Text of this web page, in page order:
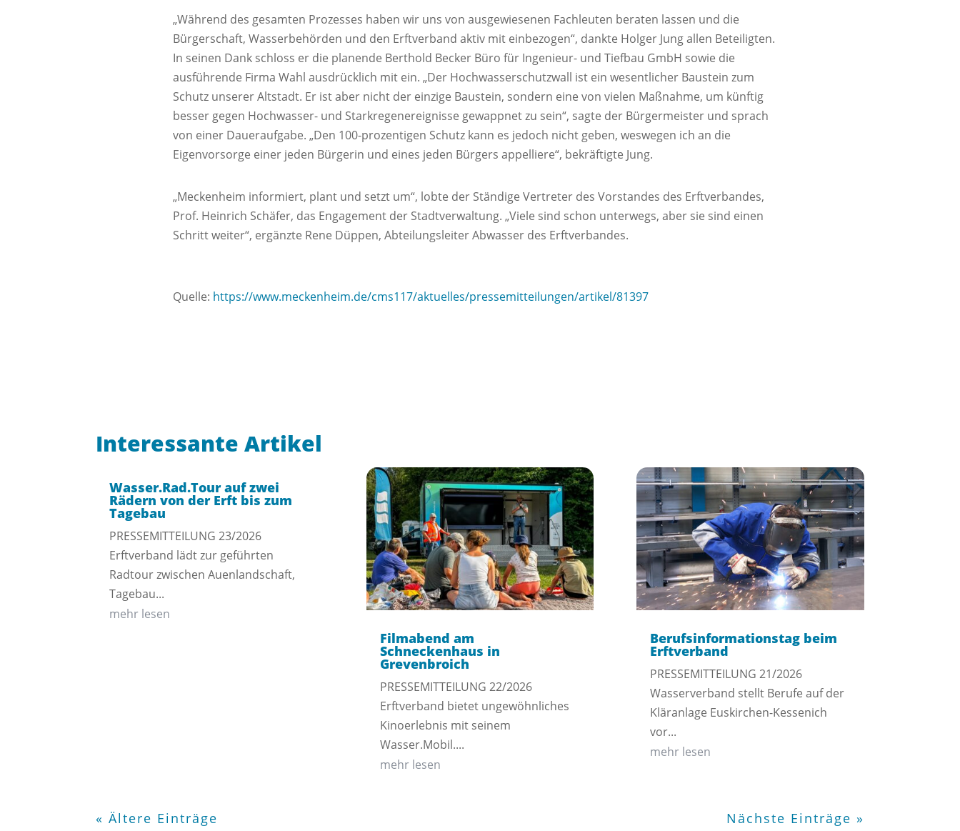
„Während des gesamten Prozesses haben wir uns von ausgewiesenen Fachleuten beraten lassen und die
Bürgerschaft, Wasserbehörden und den Erftverband aktiv mit einbezogen“, dankte Holger Jung allen Beteiligten.
In seinen Dank schloss er die planende Berthold Becker Büro für Ingenieur- und Tiefbau GmbH sowie die
ausführende Firma Wahl ausdrücklich mit ein. „Der Hochwasserschutzwall ist ein wesentlicher Baustein zum
Schutz unserer Altstadt. Er ist aber nicht der einzige Baustein, sondern eine von vielen Maßnahme, um künftig
besser gegen Hochwasser- und Starkregenereignisse gewappnet zu sein“, sagte der Bürgermeister und sprach
von einer Daueraufgabe. „Den 100-prozentigen Schutz kann es jedoch nicht geben, weswegen ich an die
Eigenvorsorge einer jeden Bürgerin und eines jeden Bürgers appelliere“, bekräftigte Jung.
„Meckenheim informiert, plant und setzt um“, lobte der Ständige Vertreter des Vorstandes des Erftverbandes,
Prof. Heinrich Schäfer, das Engagement der Stadtverwaltung. „Viele sind schon unterwegs, aber sie sind einen
Schritt weiter“, ergänzte Rene Düppen, Abteilungsleiter Abwasser des Erftverbandes.
Quelle: https://www.meckenheim.de/cms117/aktuelles/pressemitteilungen/artikel/81397
Interessante Artikel
Wasser.Rad.Tour auf zwei
Rädern von der Erft bis zum
Tagebau
PRESSEMITTEILUNG 23/2026
Erftverband lädt zur geführten
Radtour zwischen Auenlandschaft,
Tagebau...
mehr lesen
Filmabend am
Schneckenhaus in
Grevenbroich
PRESSEMITTEILUNG 22/2026
Erftverband bietet ungewöhnliches
Kinoerlebnis mit seinem
Wasser.Mobil....
mehr lesen
Berufsinformationstag beim
Erftverband
PRESSEMITTEILUNG 21/2026
Wasserverband stellt Berufe auf der
Kläranlage Euskirchen-Kessenich
vor...
mehr lesen
« Ältere Einträge Nächste Einträge »